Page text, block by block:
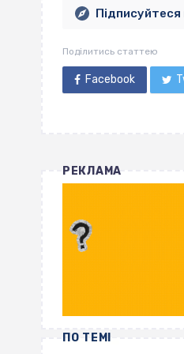
Підписуйтеся
Поділитись статтею
Facebook
РЕКЛАМА
ПО ТЕМІ